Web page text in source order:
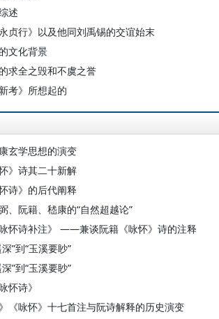
述
贞行》以及他同刘禹锡的交谊始末
文化背景
求全之毁和不虞之誉
考》所想起的
玄学思想的演变
》诗其二十新解
诗》的后代阐释
、阮籍、嵇康的“自然超越论”
怀诗补注》 ——兼谈阮籍《咏怀》诗的注释
”到“玉溪要眇”
”到“玉溪要眇”
怀诗》
《咏怀》十七首注与阮诗解释的历史演变